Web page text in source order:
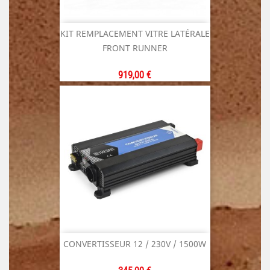
KIT REMPLACEMENT VITRE LATÉRALE
FRONT RUNNER
Prix
919,00 €
CONVERTISSEUR 12 / 230V / 1500W